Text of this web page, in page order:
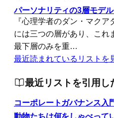
パーソナリティの3層モデル
『心理学者のダン・マク
には三つの層があり、これ
最下層のみを重…
最近読まれているリストを
最近リストを引用し
コーポレートガバナンス入
動物たちは何をしゃべって